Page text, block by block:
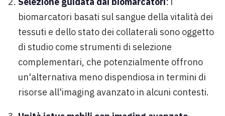
biomarcatori basati sul sangue della vitalità dei
tessuti e dello stato dei collaterali sono oggetto
di studio come strumenti di selezione
complementari, che potenzialmente offrono
un'alternativa meno dispendiosa in termini di
risorse all'imaging avanzato in alcuni contesti.